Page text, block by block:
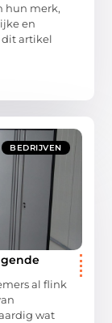
hun merk,
en
dit artikel
BEDRIJVEN
al flink
wat